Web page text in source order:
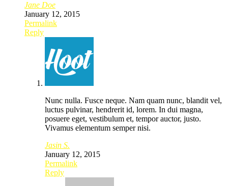
Jane Doe
January 12, 2015
Permalink
Reply
Nunc nulla. Fusce neque. Nam quam nunc, blandit vel,
luctus pulvinar, hendrerit id, lorem. In dui magna,
posuere eget, vestibulum et, tempor auctor, justo.
Vivamus elementum semper nisi.
Jasin S.
January 12, 2015
Permalink
Reply